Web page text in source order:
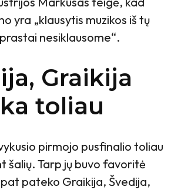
yra „klausytis muzikos iš tų
nesiklausome“.
Graikija
toliau
pirmojo pusfinalio toliau
šalių. Tarp jų buvo favoritė
pateko Graikija, Švedija,